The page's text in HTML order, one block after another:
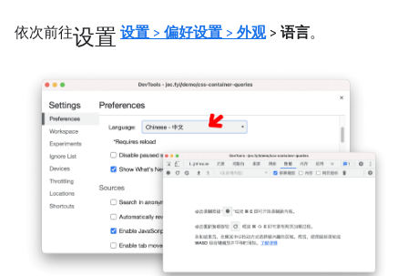
依次前往设置 设置 > 偏好设置 > 外观> 语言。